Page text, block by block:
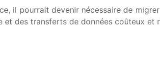
il pourrait devenir nécessaire de
des transferts de données coûteux et